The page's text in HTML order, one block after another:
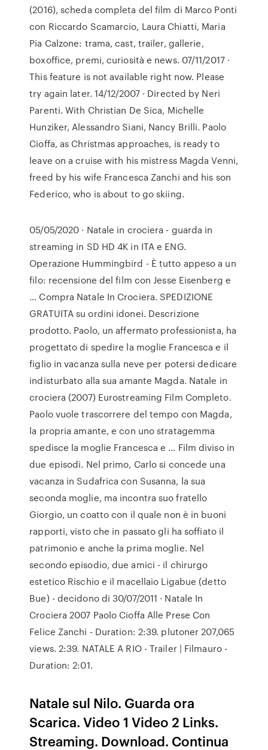
(2016), scheda completa del film di Marco Ponti
con Riccardo Scamarcio, Laura Chiatti, Maria
Pia Calzone: trama, cast, trailer, gallerie,
boxoffice, premi, curiosità e news. 07/11/2017 ·
This feature is not available right now. Please
try again later. 14/12/2007 · Directed by Neri
Parenti. With Christian De Sica, Michelle
Hunziker, Alessandro Siani, Nancy Brilli. Paolo
Cioffa, as Christmas approaches, is ready to
leave on a cruise with his mistress Magda Venni,
freed by his wife Francesca Zanchi and his son
Federico, who is about to go skiing.
05/05/2020 · Natale in crociera - guarda in
streaming in SD HD 4K in ITA e ENG.
Operazione Hummingbird - È tutto appeso a un
filo: recensione del film con Jesse Eisenberg e
… Compra Natale In Crociera. SPEDIZIONE
GRATUITA su ordini idonei. Descrizione
prodotto. Paolo, un affermato professionista, ha
progettato di spedire la moglie Francesca e il
figlio in vacanza sulla neve per potersi dedicare
indisturbato alla sua amante Magda. Natale in
crociera (2007) Eurostreaming Film Completo.
Paolo vuole trascorrere del tempo con Magda,
la propria amante, e con uno stratagemma
spedisce la moglie Francesca e … Film diviso in
due episodi. Nel primo, Carlo si concede una
vacanza in Sudafrica con Susanna, la sua
seconda moglie, ma incontra suo fratello
Giorgio, un coatto con il quale non è in buoni
rapporti, visto che in passato gli ha soffiato il
patrimonio e anche la prima moglie. Nel
secondo episodio, due amici - il chirurgo
estetico Rischio e il macellaio Ligabue (detto
Bue) - decidono di 30/07/2011 · Natale In
Crociera 2007 Paolo Cioffa Alle Prese Con
Felice Zanchi - Duration: 2:39. plutoner 207,065
views. 2:39. NATALE A RIO - Trailer | Filmauro -
Duration: 2:01.
Natale sul Nilo. Guarda ora
Scarica. Video 1 Video 2 Links.
Streaming. Download. Continua